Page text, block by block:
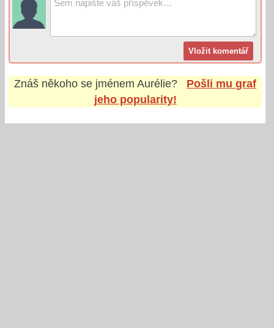
Znáš někoho se jménemAurélie?
Pošli mu graf
jeho popularity!